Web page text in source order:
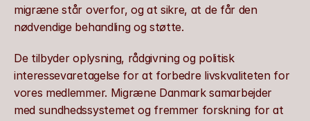
migræne står overfor, og at sikre, at de får den
nødvendige behandling og støtte.
De tilbyder oplysning, rådgivning og politisk
interessevaretagelse for at forbedre livskvaliteten for
vores medlemmer. Migræne Danmark samarbejder
med sundhedssystemet og fremmer forskning for at